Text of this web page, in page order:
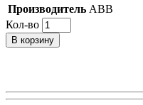
Производитель ABB
Кол-во
В корзину